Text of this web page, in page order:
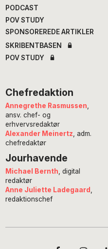
PODCAST
POV STUDY
SPONSOREREDE ARTIKLER
SKRIBENTBASEN
POV STUDY
Chefredaktion
Annegrethe Rasmussen
ansv. chef- og
erhvervsredaktør
Alexander Meinertz , adm.
chefredaktør
Jourhavende
Michael Bernth , digital
redaktør
Anne Juliette Ladegaard
redaktionschef